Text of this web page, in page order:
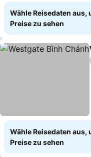
Wähle Reisedaten aus,
Preise zu sehen
Wähle Reisedaten aus,
Preise zu sehen